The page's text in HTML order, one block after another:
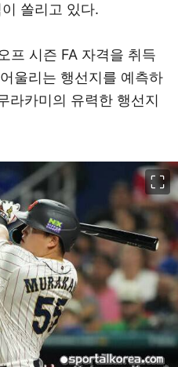
쏠리고 있다.
프 시즌 FA 자격을 취득
울리는 행선지를 예측하
라카미의 유력한 행선지